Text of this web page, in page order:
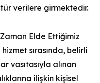
verilere girmektedir.
Elde Ettiğimiz
sırasında, belirli
vasıtasıyla alınan
ilişkin kişisel